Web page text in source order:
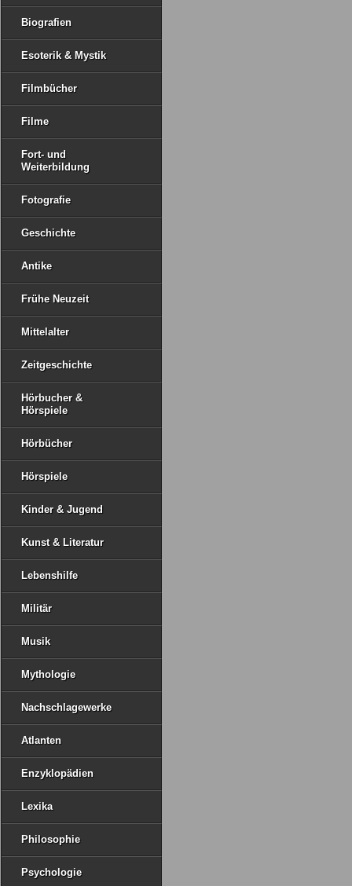
Biografien
Esoterik & Mystik
Filmbücher
Filme
Fort- und
Weiterbildung
Fotografie
Geschichte
Antike
Frühe Neuzeit
Mittelalter
Zeitgeschichte
Hörbucher &
Hörspiele
Hörbücher
Hörspiele
Kinder & Jugend
Kunst & Literatur
Lebenshilfe
Militär
Musik
Mythologie
Nachschlagewerke
Atlanten
Enzyklopädien
Lexika
Philosophie
Psychologie